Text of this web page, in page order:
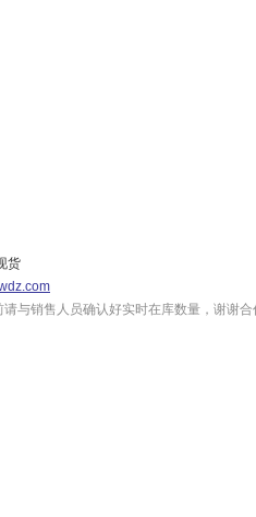
货
与销售人员确认好实时在库数量，谢谢合